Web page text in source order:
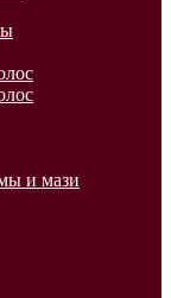
и мази